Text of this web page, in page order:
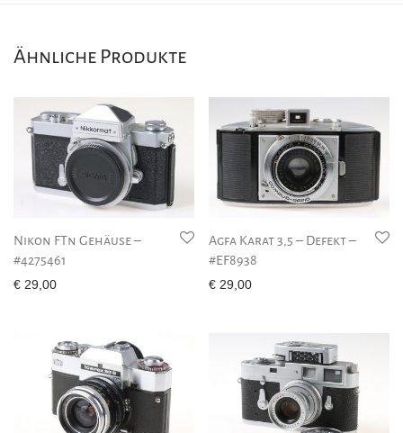
Ähnliche Produkte
Nikon FTn Gehäuse –
#4275461
€ 29,00
Agfa Karat 3,5 – Defekt –
#EF8938
€ 29,00